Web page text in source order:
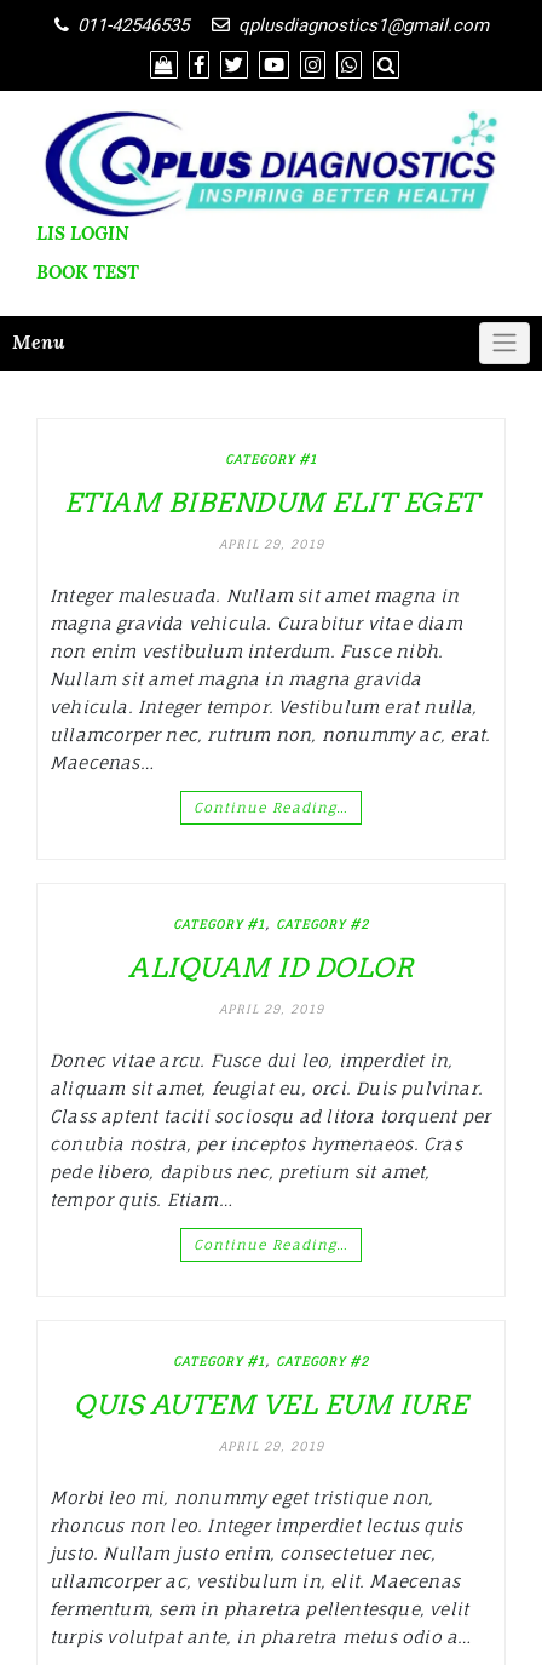
011-42546535 qplusdiagnostics1@gmail.com
LIS LOGIN
BOOK TEST
Menu
CATEGORY #1
ETIAM BIBENDUM ELIT EGET
APRIL 29, 2019
Integer malesuada. Nullam sit amet magna in
magna gravida vehicula. Curabitur vitae diam
non enim vestibulum interdum. Fusce nibh.
Nullam sit amet magna in magna gravida
vehicula. Integer tempor. Vestibulum erat nulla,
ullamcorper nec, rutrum non, nonummy ac, erat.
Maecenas…
Continue Reading…
CATEGORY #1, CATEGORY #2
ALIQUAM ID DOLOR
APRIL 29, 2019
Donec vitae arcu. Fusce dui leo, imperdiet in,
aliquam sit amet, feugiat eu, orci. Duis pulvinar.
Class aptent taciti sociosqu ad litora torquent per
conubia nostra, per inceptos hymenaeos. Cras
pede libero, dapibus nec, pretium sit amet,
tempor quis. Etiam…
Continue Reading…
CATEGORY #1, CATEGORY #2
QUIS AUTEM VEL EUM IURE
APRIL 29, 2019
Morbi leo mi, nonummy eget tristique non,
rhoncus non leo. Integer imperdiet lectus quis
justo. Nullam justo enim, consectetuer nec,
ullamcorper ac, vestibulum in, elit. Maecenas
fermentum, sem in pharetra pellentesque, velit
turpis volutpat ante, in pharetra metus odio a…